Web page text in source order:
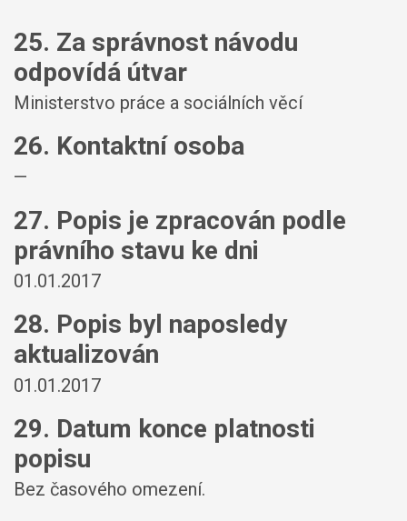
25. Za správnost návodu
odpovídá útvar
Ministerstvo práce a sociálních věcí
26. Kontaktní osoba
—
27. Popis je zpracován podle
právního stavu ke dni
01.01.2017
28. Popis byl naposledy
aktualizován
01.01.2017
29. Datum konce platnosti
popisu
Bez časového omezení.